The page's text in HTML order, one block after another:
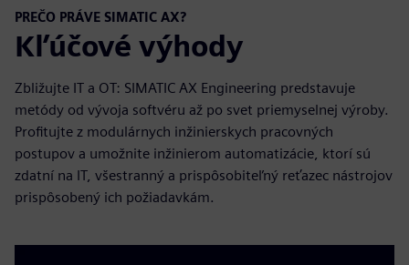
PREČO PRÁVE SIMATIC AX?
Kľúčové výhody
Zbližujte IT a OT: SIMATIC AX Engineering predstavuje
metódy od vývoja softvéru až po svet priemyselnej výroby.
Profitujte z modulárnych inžinierskych pracovných
postupov a umožnite inžinierom automatizácie, ktorí sú
zdatní na IT, všestranný a prispôsobiteľný reťazec nástrojov
prispôsobený ich požiadavkám.